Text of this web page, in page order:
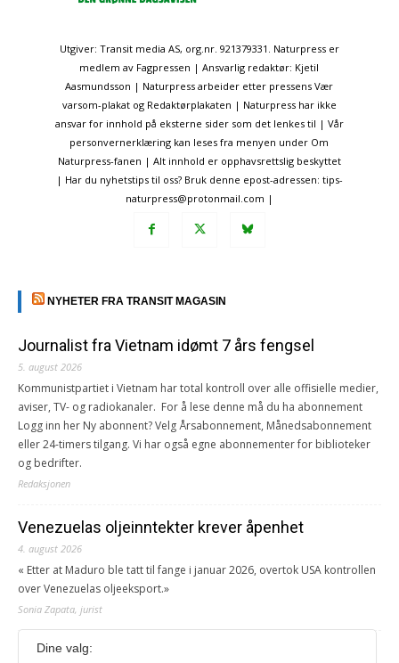
Utgiver: Transit media AS, org.nr. 921379331. Naturpress er
medlem av Fagpressen | Ansvarlig redaktør: Kjetil
Aasmundsson | Naturpress arbeider etter pressens Vær
varsom-plakat og Redaktørplakaten | Naturpress har ikke
ansvar for innhold på eksterne sider som det lenkes til | Vår
personvernerklæring kan leses fra menyen under Om
Naturpress-fanen | Alt innhold er opphavsrettslig beskyttet
| Har du nyhetstips til oss? Bruk denne epost-adressen: tips-
naturpress@protonmail.com |
NYHETER FRA TRANSIT MAGASIN
Journalist fra Vietnam idømt 7 års fengsel
5. august 2026
Kommunistpartiet i Vietnam har total kontroll over alle offisielle medier,
aviser, TV- og radiokanaler. For å lese denne må du ha abonnement
Logg inn her Ny abonnent? Velg Årsabonnement, Månedsabonnement
eller 24-timers tilgang. Vi har også egne abonnementer for biblioteker
og bedrifter.
Redaksjonen
Venezuelas oljeinntekter krever åpenhet
4. august 2026
« Etter at Maduro ble tatt til fange i januar 2026, overtok USA kontrollen
over Venezuelas oljeeksport.»
Sonia Zapata, jurist
117,8 millioner er på flukt, en nedgang fra forrige
Dine valg: